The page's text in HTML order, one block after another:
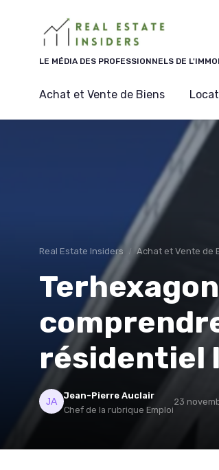
LE MÉDIA DES PROFESSIONNELS DE
Achat et Vente de Biens
Real Estate Insiders Achat et Vente de
résidentiel
Jean-Pierre Auclair
Chef de la rubrique Emploi
23